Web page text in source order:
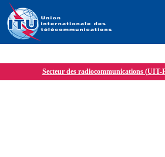
Secteur des radiocommunications (UIT-